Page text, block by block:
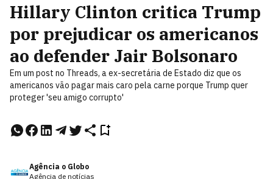
Hillary Clinton critica Trump
por prejudicar os americanos
ao defender Jair Bolsonaro
Em um post no Threads, a ex-secretária de Estado diz que os
americanos vão pagar mais caro pela carne porque Trump quer
proteger 'seu amigo corrupto'
Agência o Globo
Agência de notícias